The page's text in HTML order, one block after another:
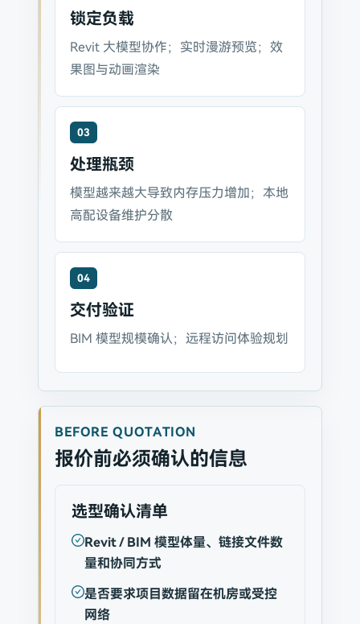
锁定负载
Revit 大模型协作；实时漫游预览；效
果图与动画渲染
03
处理瓶颈
模型越来越大导致内存压力增加；本地
高配设备维护分散
04
交付验证
BIM 模型规模确认；远程访问体验规划
BEFORE QUOTATION
报价前必须确认的信息
选型确认清单
Revit / BIM 模型体量、链接文件数
量和协同方式
是否要求项目数据留在机房或受控
网络